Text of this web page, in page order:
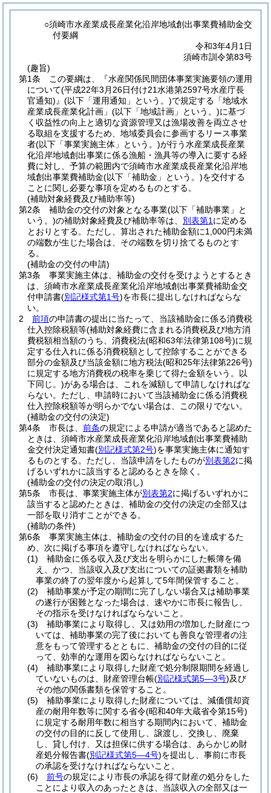
○須崎市水産業成長産業化沿岸地域創出事業費補助金交
付要綱
令和3年4月1日
須崎市訓令第83号
(趣旨)
第1条
この要綱は、『水産関係民間団体事業実施要領の運用
について(平成22年3月26日付け21水港第2597号水産庁長
官通知) 』 (以下「運用通知」という。)で規定する「地域水
産業成長産業化計画」 (以下「地域計画」という。)に基づ
く収益性の向上と適切な資源管理又は漁場改善を両立させ
る取組を支援するため、地域委員会に参画するリース事業
者(以下「事業実施主体」という。)が行う水産業成長産業
化沿岸地域創出事業に係る漁船・漁具等の導入に要する経
費に対し、予算の範囲内で須崎市水産業成長産業化沿岸地
域創出事業費補助金(以下「補助金」という。)を交付する
ことに関し必要な事項を定めるものとする。
(補助対象経費及び補助率等)
第2条
補助金の交付の対象となる事業(以下「補助事業」と
いう。)の補助対象経費及び補助率等は、 別表第1 に定める
とおりとする。 ただし、算出された補助金額に1,000円未満
の端数が生じた場合は、その端数を切り捨てるものとす
る。
(補助金の交付の申請)
第3条
事業実施主体は、補助金の交付を受けようとするとき
は、須崎市水産業成長産業化沿岸地域創出事業費補助金交
付申請書(別記様式第1号)を市長に提出しなければならな
い。
2
前項の申請書の提出に当たって、当該補助金に係る消費税
仕入控除税額等(補助対象経費に含まれる消費税及び地方消
費税額相当額のうち、消費税法(昭和63年法律第108号)に規
定する仕入れに係る消費税額として控除することができる
部分の金額及び当該金額に地方税法(昭和25年法律第226号)
に規定する地方消費税の税率を乗じて得た金額をいう。以
下同じ。)がある場合は、これを減額して申請しなければな
らない。 ただし、申請時において当該補助金に係る消費税
仕入控除税額等が明らかでない場合は、この限りでない。
(補助金の交付の決定)
第4条
市長は、 前条の規定による申請が適当であると認めた
ときは、須崎市水産業成長産業化沿岸地域創出事業費補助
金交付決定通知書(別記様式第2号)を事業実施主体に通知す
るものとする。 ただし、当該申請をしたものが別表第2に掲
げるいずれかに該当すると認めるときを除く。
(補助金の交付の決定の取消し)
第5条
市長は、事業実施主体が別表第2に掲げるいずれかに
該当すると認めたときは、補助金の交付の決定の全部又は
一部を取り消すことができる。
(補助の条件)
第6条
事業実施主体は、補助金の交付の目的を達成するた
め、次に掲げる事項を遵守しなければならない。
(1)
補助金に係る収入及び支出を明らかにした帳簿を備
え、かつ、当該収入及び支出についての証拠書類を補助
事業の終了の翌年度から起算して5年間保管すること。
(2)
補助事業が予定の期間に完了しない場合又は補助事業
の遂行が困難となった場合は、速やかに市長に報告し、
その指示を受けなければならないこと。
(3)
補助事業により取得し、又は効用の増加した財産につ
いては、補助事業の完了後においても善良な管理者の注
意をもって管理するとともに、補助金の交付の目的に従
って、効率的な運用を図らなければならないこと。
(4)
補助事業により取得した財産で処分制限期間を経過し
ていないものは、財産管理台帳(別記様式第5―3号)及び
その他の関係書類を保管すること。
(5)
補助事業により取得した財産については、減価償却資
産の耐用年数等に関する省令(昭和40年大蔵省令第15号)
に規定する耐用年数に相当する期間内において、補助金
の交付の目的に反して使用し、譲渡し、交換し、廃棄
し、貸し付け、又は担保に供する場合は、あらかじめ財
産処分報告書(別記様式第5―4号)を提出し、事前に市長
の承認を受けなければならないこと。
(6)
前号の規定により市長の承認を得て財産の処分をした
ことにより収入のあったときは、当該収入の全部又は一